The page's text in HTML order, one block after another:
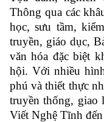
Thông qua các
học, sưu tầm,
truyền, giáo dục,
văn hóa đặc biệt
hội. Với nhiều
phú và thiết thực
truyền thống, giao
Viết Nghệ Tĩnh